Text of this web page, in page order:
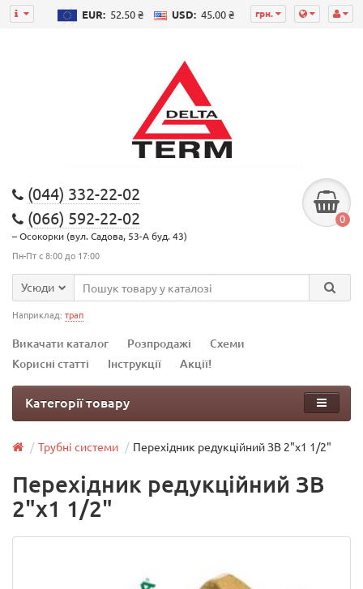
грн.
EUR: 52.50 ₴ USD: 45.00 ₴
(044) 332-22-02
(066) 592-22-02
– Осокорки (вул. Садова, 53-А буд. 43)
Пн-Пт с 8:00 до 17:00
0
Усюди
Наприклад: трап
Викачати каталог Розпродажі
Схеми
Корисні статті
Інструкції Акції!
Категорії товару
Трубні системи Перехідник редукційний ЗВ 2"х1 1/2"
Перехідник редукційний ЗВ
2"х1 1/2"